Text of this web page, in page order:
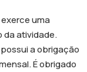
uma
da atividade.
a obrigação
É obrigado